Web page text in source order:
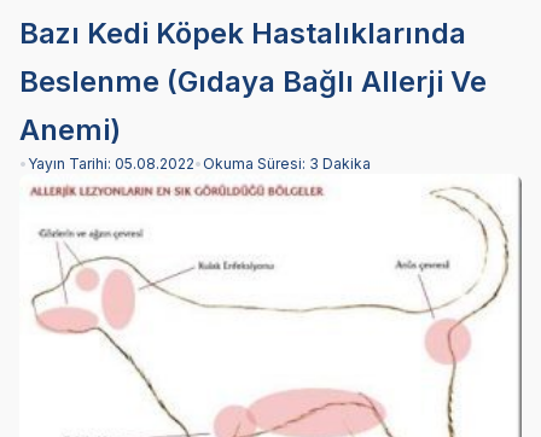
Bazı Kedi Köpek Hastalıklarında
Beslenme (Gıdaya Bağlı Allerji Ve
Anemi)
• Yayın Tarihi: 05.08.2022•Okuma Süresi: 3 Dakika